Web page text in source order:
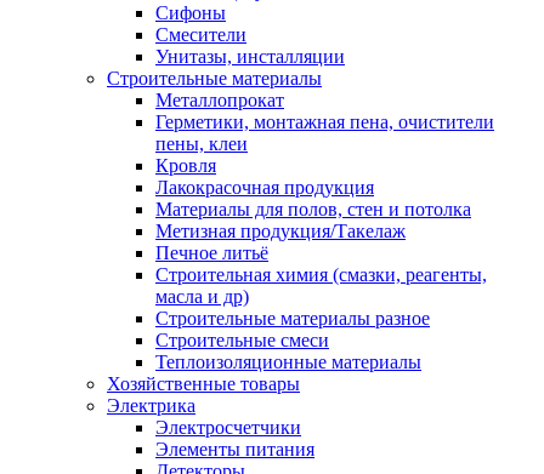
Сифоны
Смесители
Унитазы, инсталляции
Строительные материалы
Металлопрокат
Герметики, монтажная пена, очистители
пены, клеи
Кровля
Лакокрасочная продукция
Материалы для полов, стен и потолка
Метизная продукция/Такелаж
Печное литьё
Строительная химия (смазки, реагенты,
масла и др)
Строительные материалы разное
Строительные смеси
Теплоизоляционные материалы
Хозяйственные товары
Электрика
Электросчетчики
Элементы питания